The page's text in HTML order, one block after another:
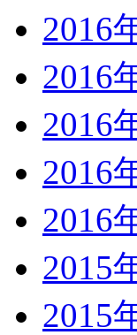
2016
2016
2016
2016
2016
2015
2015